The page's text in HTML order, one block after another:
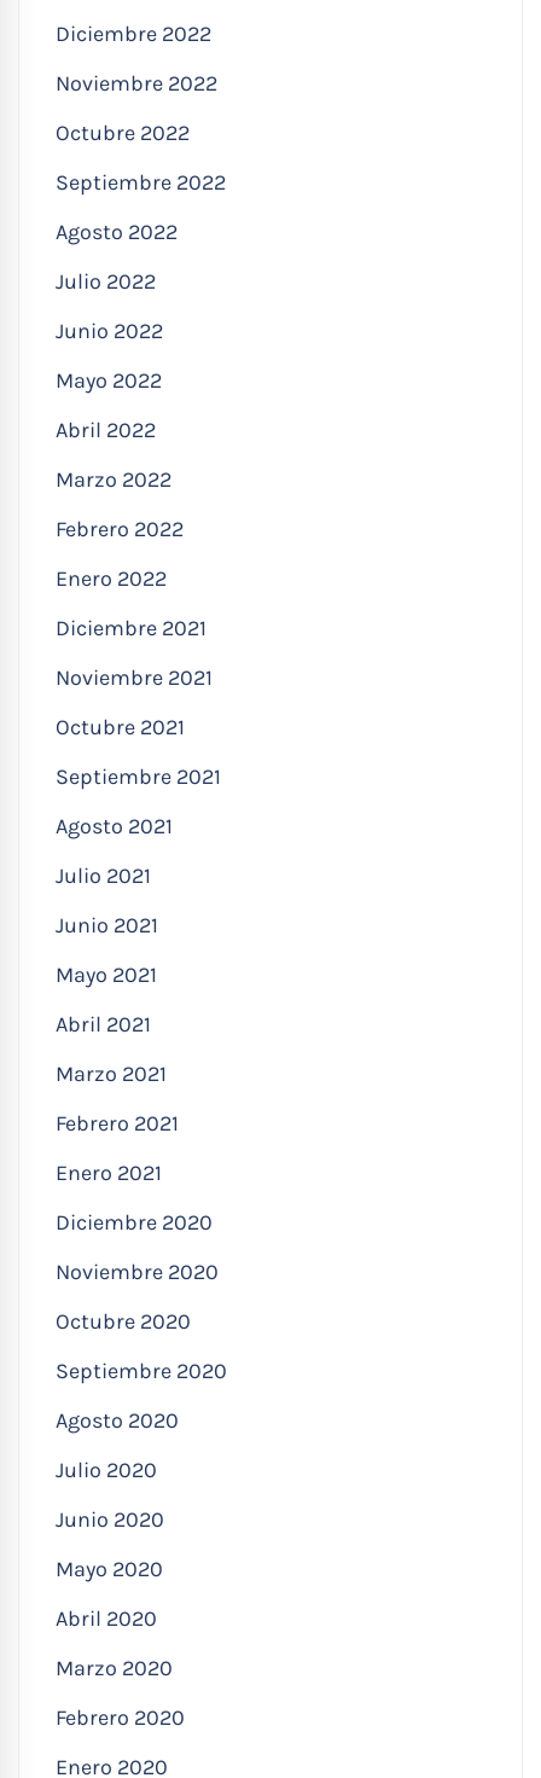
Diciembre 2022
Noviembre 2022
Octubre 2022
Septiembre 2022
Agosto 2022
Julio 2022
Junio 2022
Mayo 2022
Abril 2022
Marzo 2022
Febrero 2022
Enero 2022
Diciembre 2021
Noviembre 2021
Octubre 2021
Septiembre 2021
Agosto 2021
Julio 2021
Junio 2021
Mayo 2021
Abril 2021
Marzo 2021
Febrero 2021
Enero 2021
Diciembre 2020
Noviembre 2020
Octubre 2020
Septiembre 2020
Agosto 2020
Julio 2020
Junio 2020
Mayo 2020
Abril 2020
Marzo 2020
Febrero 2020
Enero 2020